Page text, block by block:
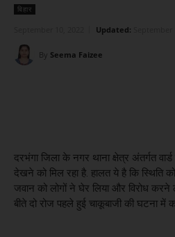
बिहार
Updated:
By Seema Faizee
दरभंगा जिला के नगर थाना क्षेत्र अंतर्गत
देखने को मिल रहा है. हालत ये है कि स्थिति
जवान को लोगों ने घेर लिया और विरोध
बीते दो रोज पहले हुई चाकूबाजी की घटना में